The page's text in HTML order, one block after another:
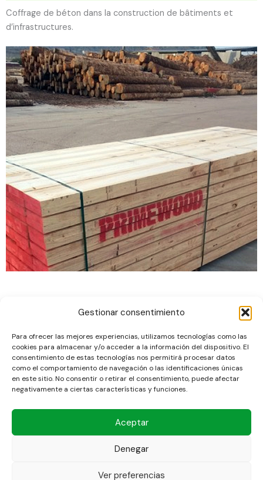
Gestionar consentimiento
Para ofrecer las mejores experiencias, utilizamos tecnologías como las
cookies para almacenar y/o acceder a la información del dispositivo. El
consentimiento de estas tecnologías nos permitirá procesar datos
como el comportamiento de navegación o las identificaciones únicas
en este sitio. No consentir o retirar el consentimiento, puede afectar
negativamente a ciertas características y funciones.
Aceptar
Denegar
Ver preferencias
Coffrage de béton dans la construction de bâtiments et
d’infrastructures.